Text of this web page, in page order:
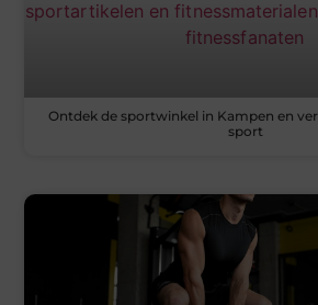
Ontdek de sportwinkel in Kampen en
sport